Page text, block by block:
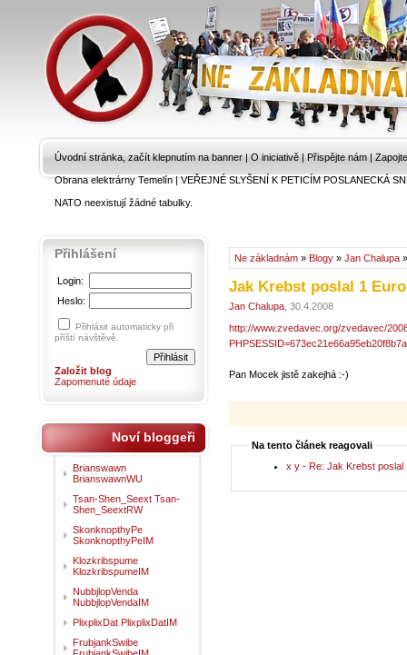
Úvodní stránka, začít klepnutím na banner | O iniciativě | Přispějte nám |
Obrana elektrárny Temelín|VEŘEJNÉ SLYŠENÍ K PETICÍM POSLANECKÁ
NATO neexistují žádné tabulky.
Ne základnám » Blogy » Jan Chalupa
Jak Krebst poslal 1 Euro
Jan Chalupa , 30.4.2008
http://www.zvedavec.org/zvedavec/
Pan Mocek jistě zakejhá :-)
Na tento článek reagovali
x y - Re: Jak Krebst poslal
Přihlášení
Login:
Heslo:
Přihlásit automaticky při
příští návštěvě.
Založit blog
Zapomenuté údaje
Noví bloggeři
Brianswawn
BrianswawnWU
Tsan-Shen_Seext Tsan-
Shen_SeextRW
SkonknopthyPe
SkonknopthyPeIM
Klozkribspume
KlozkribspumeIM
NubbjlopVenda
NubbjlopVendaIM
PlixplixDat PlixplixDatIM
FrubjankSwibe